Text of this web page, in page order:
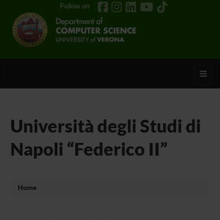
Follow on
Università degli Studi di
Napoli “Federico II”
Home